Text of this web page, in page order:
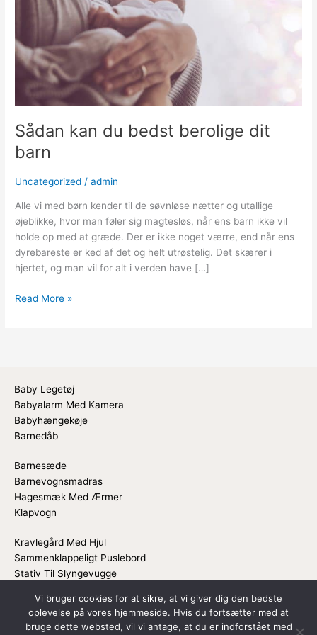
Sådan kan du bedst berolige dit
barn
Uncategorized /admin
Alle vi med børn kender til de søvnløse nætter og utallige
øjeblikke, hvor man føler sig magtesløs, når ens barn ikke vil
holde op med at græde. Der er ikke noget værre, end når ens
dyrebareste er ked af det og helt utrøstelig. Det skærer i
hjertet, og man vil for alt i verden have […]
barn
Read More »
Baby Legetøj
Babyalarm Med Kamera
Babyhængekøje
Barnedåb
Barnesæde
Barnevognsmadras
Hagesmæk Med Ærmer
Klapvogn
Kravlegård Med Hjul
Sammenklappeligt Puslebord
Stativ Til Slyngevugge
Copyright © 2026 Barnevogn
Vi bruger cookies for at sikre, at vi giver dig den bedste
oplevelse på vores hjemmeside. Hvis du fortsætter med at
bruge dette websted, vil vi antage, at du er indforstået med